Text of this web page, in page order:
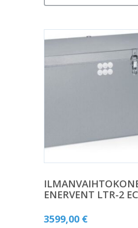
ENERVENT LTR-2
3599,00 €